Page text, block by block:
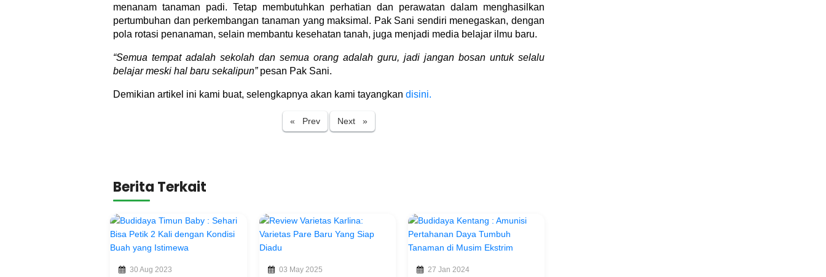
menanam tanaman padi. Tetap membutuhkan perhatian dan perawatan dalam menghasilkan
pertumbuhan dan perkembangan tanaman yang maksimal. Pak Sani sendiri menegaskan, dengan
pola rotasi penanaman, selain membantu kesehatan tanah, juga menjadi media belajar ilmu baru.
“Semua tempat adalah sekolah dan semua orang adalah guru, jadi jangan bosan untuk selalu
belajar meski hal baru sekalipun”pesan Pak Sani.
Demikian artikel ini kami buat, selengkapnya akan kami tayangkandisini.
« PrevPreviousNext »Next
Berita Terkait
30 Aug 2023 03 May 2025 27 Jan 2024